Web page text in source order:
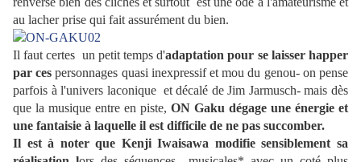
au lacher prise qui fait assurément du bien.
Il faut certes un petit temps d'adaptation pour se laisser happer
par cespersonnages quasi inexpressif et mou du genou- on pense
parfois à l'univers laconique et décalé de Jim Jarmusch- mais dès
que la musique entre en piste, ON Gaku dégage une énergie et
une fantaisie à laquelle il est difficile de ne pas succomber.
Il est à noter que Kenji Iwaisawa modifie sensiblement sa